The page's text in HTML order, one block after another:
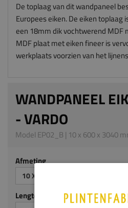
De toplaag van dit wandpaneel
Europees eiken. De eiken toplaag
een 18mm dik vochtwerend MDF
MDF plaat met eiken fineer is
werkplaats voorzien van het
WANDPANEEL
- VARDO
Model EP02_B | 10 x 600 x 3040
Afmeting
10 X 600 X 3040 MM
Lengte (mm)